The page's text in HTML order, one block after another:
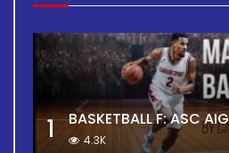
1 4.3K